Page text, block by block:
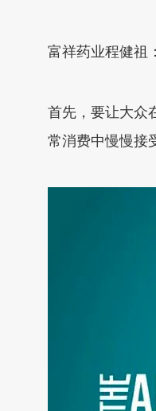
富祥药业程健祖
首先，要让大众
常消费中慢慢接